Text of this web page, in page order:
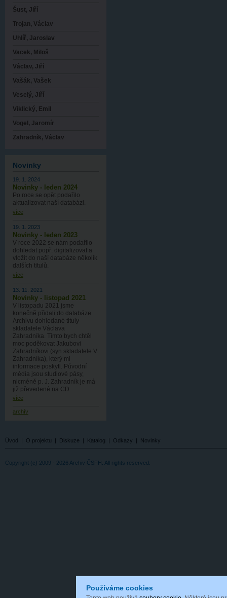
Šust, Jiří
Trojan, Václav
Uhlíř, Jaroslav
Vacek, Miloš
Václav, Jiří
Vašák, Vašek
Veselý, Jiří
Viklický, Emil
Vogel, Jaromír
Zahradník, Václav
Novinky
19. 1. 2024
Novinky - leden 2024
Po roce se opět podařilo
aktualizovat naší databázi.
více
19. 1. 2023
Novinky - leden 2023
V roce 2022 se nám podařilo
dohledat popř. digitalizovat a
vložit do naší databáze několik
dalších titulů.
více
13. 11. 2021
Novinky - listopad 2021
V listopadu 2021 jsme
konečně přidali do databáze
Archivu dohledané tituly
skladatele Václava
Zahradníka. Tímto bych chtěl
moc poděkovat Jakubovi
Zahradníkovi (syn skladatele V.
Zahradníka), který mi
informace poskytl. Původní
média jsou studiové pásy,
nicméně p. J. Zahradník je má
již převedené na CD.
více
archív
Úvod O projektu Diskuze Katalog Odkazy Novinky
Copyright (c) 2009 - 2026 Archiv ČSFH. All rights reserved.
Používáme cookies